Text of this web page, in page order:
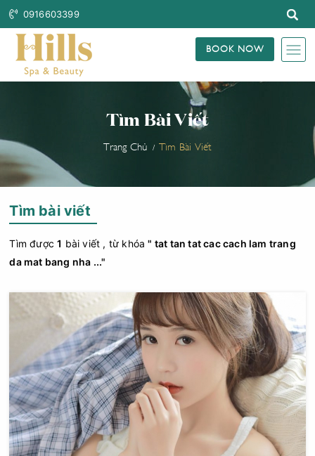
0916603399
BOOK NOW
Tìm Bài Viết
Trang Chủ Tìm Bài Viết
Tìm bài viết
Tìm được1 bài viết , từ khóa" tat tan tat cac cach lam trang
da mat bang nha ..."